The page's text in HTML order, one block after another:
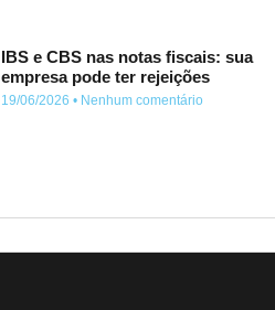
IBS e CBS nas notas fiscais: sua
empresa pode ter rejeições
19/06/2026 Nenhum comentário